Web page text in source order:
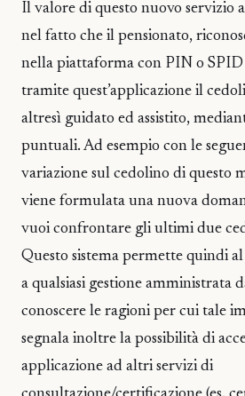
Il valore di questo nuovo servizio
nel fatto che il pensionato,
nella piattaforma con PIN o
tramite quest’applicazione il
altresì guidato ed assistito,
puntuali. Ad esempio con le
variazione sul cedolino di questo
viene formulata una nuova
vuoi confrontare gli ultimi due
Questo sistema permette quindi
a qualsiasi gestione amministrata
conoscere le ragioni per cui tale
segnala inoltre la possibilità di
applicazione ad altri servizi di